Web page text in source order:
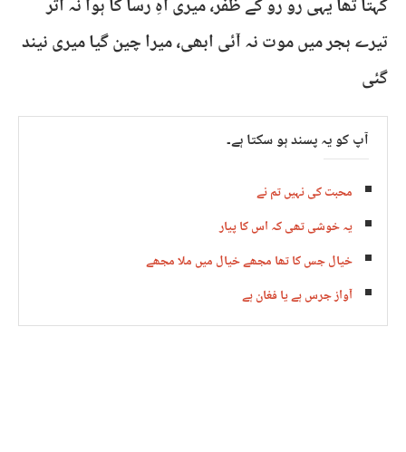
کہتا تھا یہی رو رو کے ظفر، میری آہِ رسا کا ہوا نہ اثر
تیرے ہجر میں موت نہ آئی ابھی، میرا چین گیا میری نیند
گئی ​
آپ کو یہ پسند ہو سکتا ہے۔
محبت کی نہیں تم نے
یہ خوشی تھی کہ اس کا پیار
خیال جس کا تھا مجھے خیال میں ملا مجھے
آواز جرس ہے یا فغان ہے